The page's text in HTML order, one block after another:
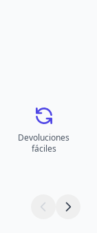
Devoluciones
fáciles